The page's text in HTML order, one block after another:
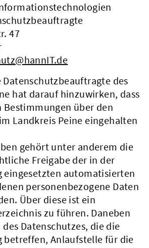
47
des
hat darauf hinzuwirken, dass
Bestimmungen über den
Landkreis Peine eingehalten
gehört unter anderem die
Freigabe der in der
eingesetzten automatisierten
personenbezogene Daten
Über diese ist ein
zu führen. Daneben
Datenschutzes, die die
betreffen, Anlaufstelle für die